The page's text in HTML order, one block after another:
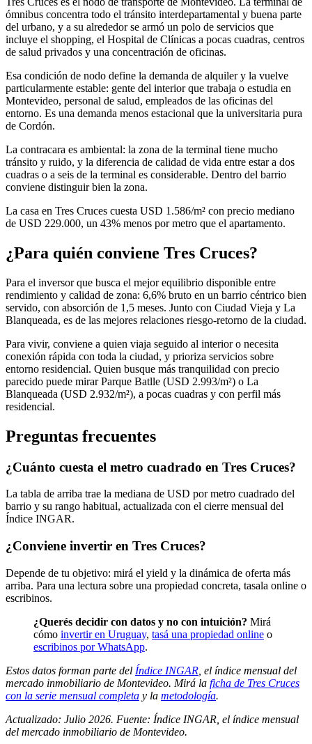
ómnibus concentra todo el tránsito interdepartamental y buena parte
del urbano, y a su alrededor se armó un polo de servicios que
incluye el shopping, el Hospital de Clínicas a pocas cuadras, centros
de salud privados y una concentración de oficinas.
Esa condición de nodo define la demanda de alquiler y la vuelve
particularmente estable: gente del interior que trabaja o estudia en
Montevideo, personal de salud, empleados de las oficinas del
entorno. Es una demanda menos estacional que la universitaria pura
de Cordón.
La contracara es ambiental: la zona de la terminal tiene mucho
tránsito y ruido, y la diferencia de calidad de vida entre estar a dos
cuadras o a seis de la terminal es considerable. Dentro del barrio
conviene distinguir bien la zona.
La casa en Tres Cruces cuesta USD 1.586/m² con precio mediano
de USD 229.000, un 43% menos por metro que el apartamento.
¿Para quién conviene Tres Cruces?
Para el inversor que busca el mejor equilibrio disponible entre
rendimiento y calidad de zona: 6,6% bruto en un barrio céntrico bien
servido, con absorción de 1,5 meses. Junto con Ciudad Vieja y La
Blanqueada, es de las mejores relaciones riesgo-retorno de la ciudad.
Para vivir, conviene a quien viaja seguido al interior o necesita
conexión rápida con toda la ciudad, y prioriza servicios sobre
entorno residencial. Quien busque más tranquilidad con precio
parecido puede mirar Parque Batlle (USD 2.993/m²) o La
Blanqueada (USD 2.932/m²), a pocas cuadras y con perfil más
residencial.
Preguntas frecuentes
¿Cuánto cuesta el metro cuadrado en Tres Cruces?
La tabla de arriba trae la mediana de USD por metro cuadrado del
barrio y su rango habitual, actualizada con el cierre mensual del
Índice INGAR.
¿Conviene invertir en Tres Cruces?
Depende de tu objetivo: mirá el yield y la dinámica de oferta más
arriba. Para una lectura sobre una propiedad concreta, tasala online o
escribinos.
¿Querés decidir con datos y no con intuición? Mirá
cómo invertir en Uruguay, tasá una propiedad online o
escribinos por WhatsApp.
Estos datos forman parte del Índice INGAR , el índice mensual del
mercado inmobiliario de Montevideo. Mirá la ficha de Tres Cruces
con la serie mensual completa y la metodología.
Actualizado: Julio 2026. Fuente: Índice INGAR, el índice mensual
del mercado inmobiliario de Montevideo.